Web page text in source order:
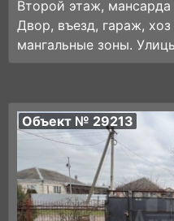
Второй этаж,
Двор, въезд, гараж,
мангальные зоны.
Объект № 29213